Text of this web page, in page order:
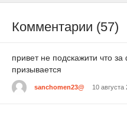
Комментарии (57)
привет не подскажити что
призывается
sanchomen23@ 10 августа